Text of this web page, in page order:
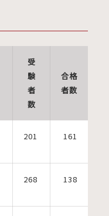
受
験
者
数
合格
者数
201 161
268 138